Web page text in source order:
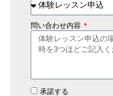
問い合わせ内容
承諾する